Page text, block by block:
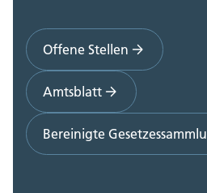
Offene Stellen
Amtsblatt
Bereinigte